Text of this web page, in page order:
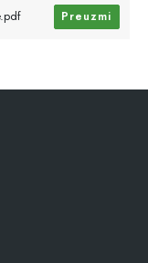
Preuzmi